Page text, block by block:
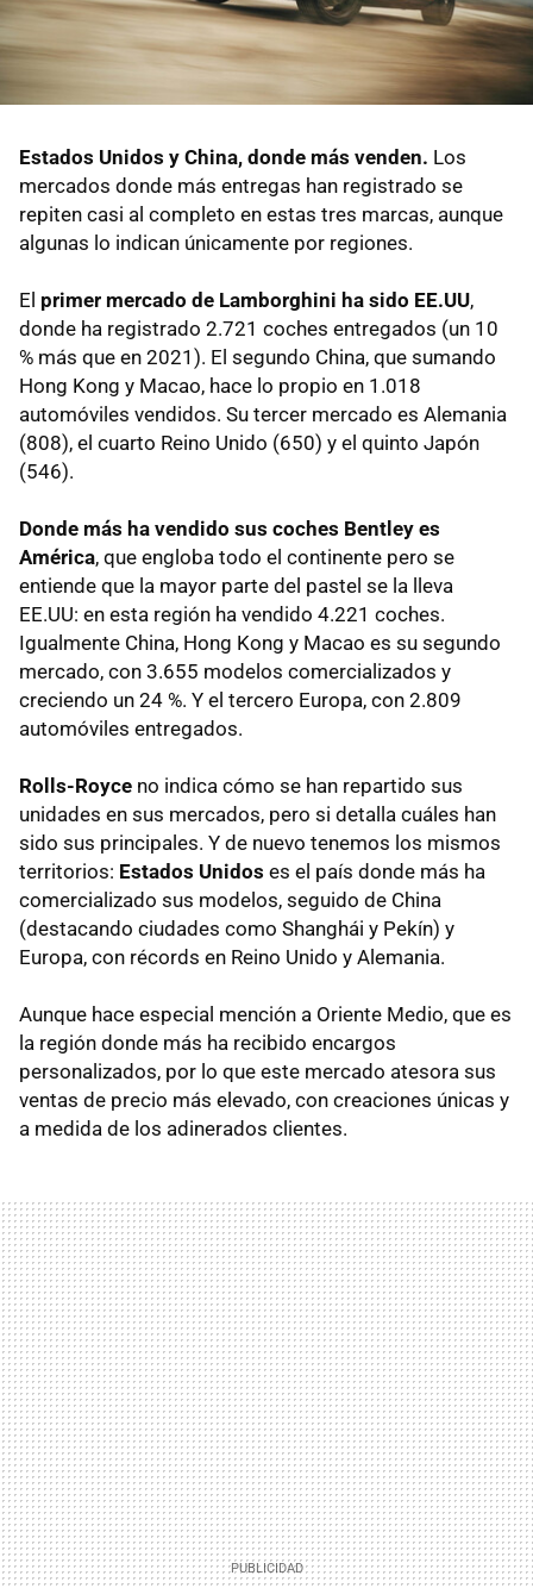
Estados Unidos y China, donde más venden. Los
mercados donde más entregas han registrado se
repiten casi al completo en estas tres marcas, aunque
algunas lo indican únicamente por regiones.
El primer mercado de Lamborghini ha sido EE.UU,
donde ha registrado 2.721 coches entregados (un 10
% más que en 2021). El segundo China, que sumando
Hong Kong y Macao, hace lo propio en 1.018
automóviles vendidos. Su tercer mercado es Alemania
(808), el cuarto Reino Unido (650) y el quinto Japón
(546).
Donde más ha vendido sus coches Bentley es
América, que engloba todo el continente pero se
entiende que la mayor parte del pastel se la lleva
EE.UU: en esta región ha vendido 4.221 coches.
Igualmente China, Hong Kong y Macao es su segundo
mercado, con 3.655 modelos comercializados y
creciendo un 24 %. Y el tercero Europa, con 2.809
automóviles entregados.
Rolls-Royce no indica cómo se han repartido sus
unidades en sus mercados, pero si detalla cuáles han
sido sus principales. Y de nuevo tenemos los mismos
territorios: Estados Unidos es el país donde más ha
comercializado sus modelos, seguido de China
(destacando ciudades como Shanghái y Pekín) y
Europa, con récords en Reino Unido y Alemania.
Aunque hace especial mención a Oriente Medio, que es
la región donde más ha recibido encargos
personalizados, por lo que este mercado atesora sus
ventas de precio más elevado, con creaciones únicas y
a medida de los adinerados clientes.